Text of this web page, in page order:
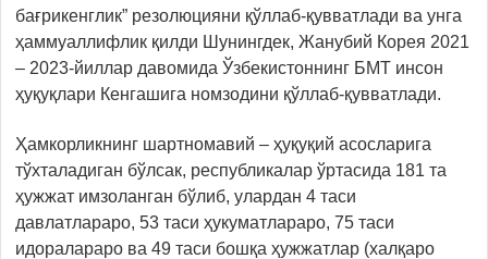
бағрикенглик” резолюцияни қўллаб-қувватлади ва унга
ҳаммуаллифлик қилди Шунингдек, Жанубий Корея 2021
– 2023-йиллар давомида Ўзбекистоннинг БМТ инсон
ҳуқуқлари Кенгашига номзодини қўллаб-қувватлади.
Ҳамкорликнинг шартномавий – ҳуқуқий асосларига
тўхталадиган бўлсак, республикалар ўртасида 181 та
ҳужжат имзоланган бўлиб, улардан 4 таси
давлатлараро, 53 таси ҳукуматлараро, 75 таси
идоралараро ва 49 таси бошқа ҳужжатлар (халқаро